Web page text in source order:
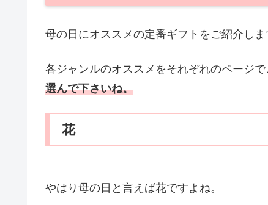
母の日にオススメの定番ギフトをご紹介しま
各ジャンルのオススメをそれぞれのページ
選んで下さいね。
花
やはり母の日と言えば花ですよね。